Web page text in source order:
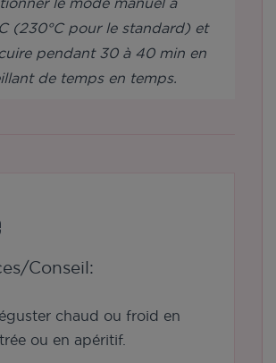
(230°C pour le standard) et
pendant 30 à 40 min en
de temps en temps.
Conseil:
chaud ou froid en
ou en apéritif.